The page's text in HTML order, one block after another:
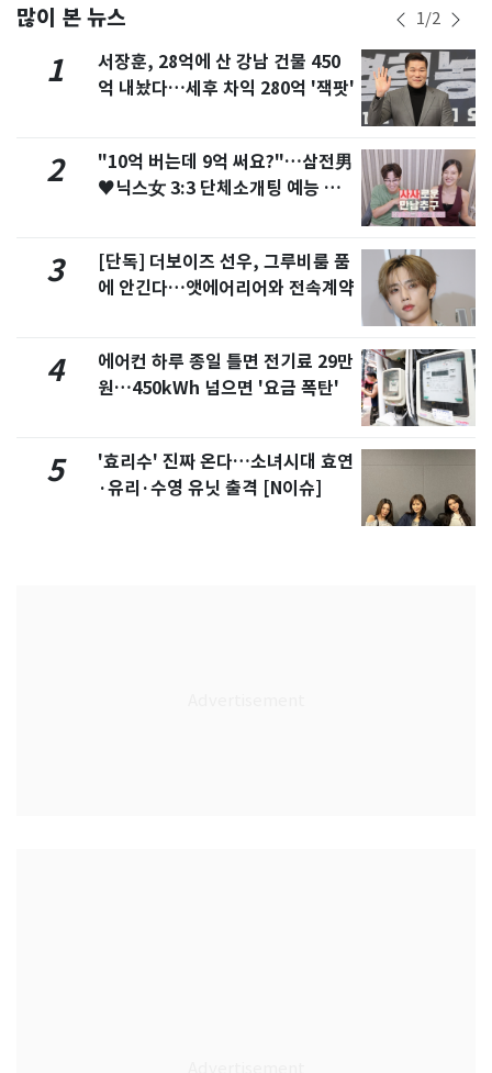
많이 본 뉴스 1/2
1
서장훈, 28억에 산 강남 건물 450
억 내놨다…세후 차익 280억 '잭팟'
2
"10억 버는데 9억 써요?"…삼전男
♥닉스女 3:3 단체소개팅 예능 화
3
[단독] 더보이즈 선우, 그루비룸 품
에 안긴다…앳에어리어와 전속계약
4
에어컨 하루 종일 틀면 전기료 29만
원…450kWh 넘으면 '요금 폭탄'
5
'효리수' 진짜 온다…소녀시대 효연
·유리·수영 유닛 출격 [N이슈]